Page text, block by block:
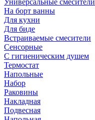
Универсальные смесители
На борт ванны
Для кухни
Для биде
Встраиваемые смесители
Сенсорные
С гигиеническим душем
Термостат
Напольные
Набор
Раковины
Накладная
Подвесная